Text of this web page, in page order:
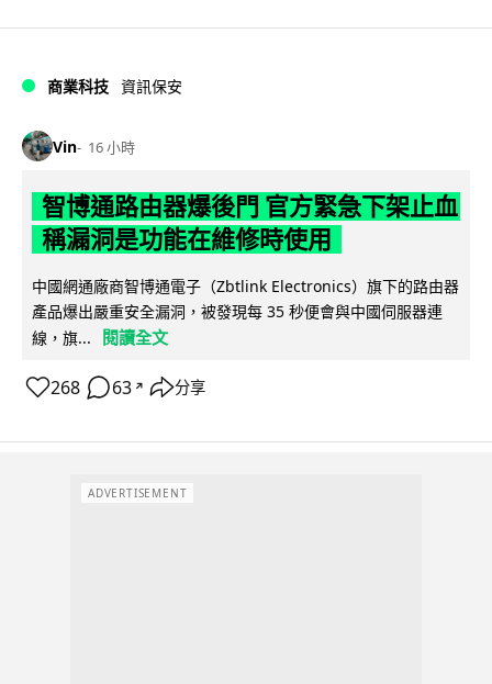
商業科技 資訊保安
Vin 16 小時
智博通路由器爆後門 官方緊急下架止血
稱漏洞是功能在維修時使用
中國網通廠商智博通電子（Zbtlink Electronics）旗下的路由器
產品爆出嚴重安全漏洞，被發現每 35 秒便會與中國伺服器連
線，旗...
閱讀全文
268 63 ↗ 分享
ADVERTISEMENT